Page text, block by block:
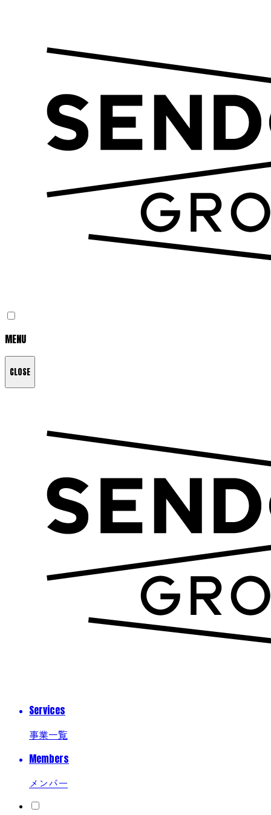
MENU
CLOSE
Services
事業一覧
Members
メンバー